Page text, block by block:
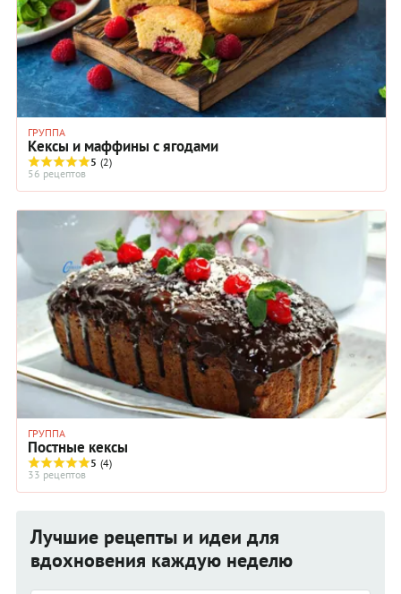
ГРУППА
Кексы и маффины с ягодами
5 (2)
56 рецептов
ГРУППА
Постные кексы
5 (4)
33 рецептов
Лучшие рецепты и идеи для
вдохновения каждую неделю